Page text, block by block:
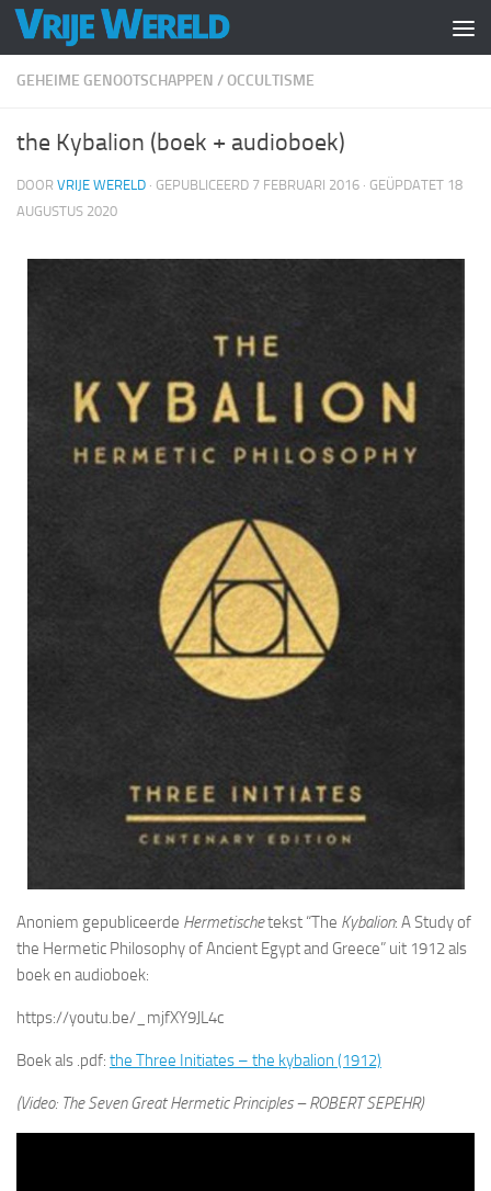
Doorgaan naar inhoud
GEHEIME GENOOTSCHAPPEN /OCCULTISME
the Kybalion (boek + audioboek)
DOOR VRIJE WERELD · GEPUBLICEERD 7 FEBRUARI 2016 · GEÜPDATET 18
AUGUSTUS 2020
Anoniem gepubliceerde Hermetischetekst “The Kybalion: A Study of
the Hermetic Philosophy of Ancient Egypt and Greece” uit 1912 als
boek en audioboek:
https://youtu.be/_mjfXY9JL4c
Boek als .pdf: the Three Initiates – the kybalion (1912)
(Video: The Seven Great Hermetic Principles – ROBERT SEPEHR)